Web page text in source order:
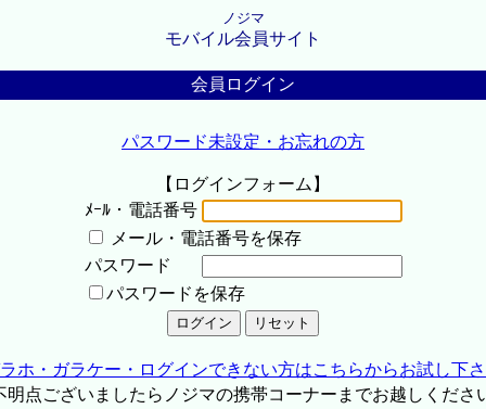
ノジマ
モバイル会員サイト
会員ログイン
パスワード未設定・お忘れの方
【ログインフォーム】
ﾒｰﾙ・電話番号
メール・電話番号を保存
パスワード
パスワードを保存
ホ・ガラケー・ログインできない方はこちらからお試し下
点ございましたらノジマの携帯コーナーまでお越しくださ